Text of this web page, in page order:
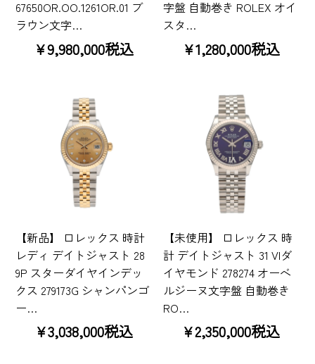
67650OR.OO.1261OR.01 ブ
ラウン文字…
¥9,980,000税込
字盤 自動巻き ROLEX オイ
スタ…
¥1,280,000税込
【新品】 ロレックス 時計
レディ デイトジャスト 28
9P スターダイヤインデッ
クス 279173G シャンパンゴ
ー…
¥3,038,000税込
【未使用】 ロレックス 時
計 デイトジャスト 31 VIダ
イヤモンド 278274 オーベ
ルジーヌ文字盤 自動巻き
RO…
¥2,350,000税込